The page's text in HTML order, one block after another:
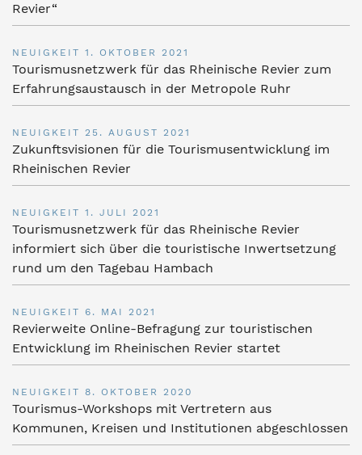
Revier“
NEUIGKEIT 1. OKTOBER 2021
Tourismusnetzwerk für das Rheinische Revier zum
Erfahrungsaustausch in der Metropole Ruhr
NEUIGKEIT 25. AUGUST 2021
Zukunftsvisionen für die Tourismusentwicklung im
Rheinischen Revier
NEUIGKEIT 1. JULI 2021
Tourismusnetzwerk für das Rheinische Revier
informiert sich über die touristische Inwertsetzung
rund um den Tagebau Hambach
NEUIGKEIT 6. MAI 2021
Revierweite Online-Befragung zur touristischen
Entwicklung im Rheinischen Revier startet
NEUIGKEIT 8. OKTOBER 2020
Tourismus-Workshops mit Vertretern aus
Kommunen, Kreisen und Institutionen abgeschlossen